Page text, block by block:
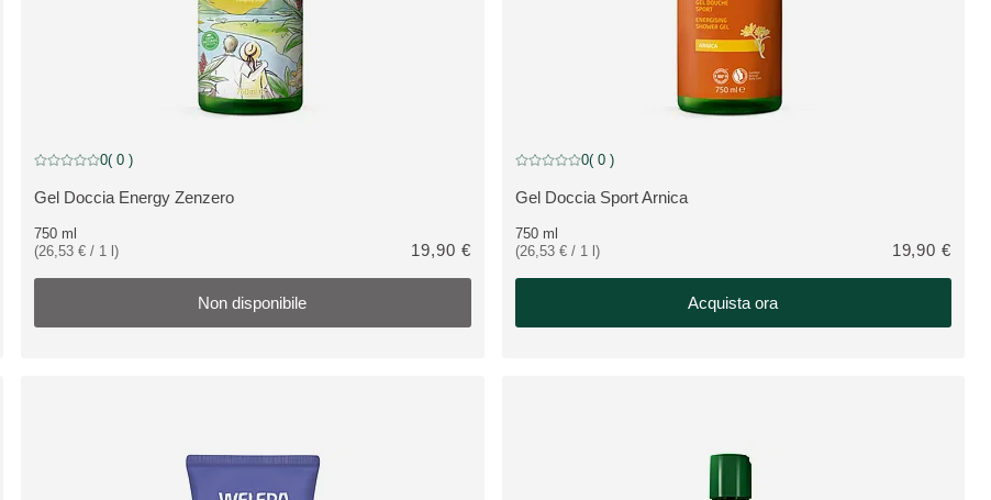
Non disponibile
VEDI PRODOTTO:
Gel Doccia Energy Zenzero
Valutazione attuale: 0 su 5 stelle recensito da 0 consumatori
0( 0 )
750 ml
(26,53 € / 1 l)
19,90 €
Non disponibile
VEDI PRODOTTO:
Gel Doccia Sport Arnica
Valutazione attuale: 0 su 5 stelle recensito da 0 consumatori
0( 0 )
750 ml
(26,53 € / 1 l)
19,90 €
Acquista ora